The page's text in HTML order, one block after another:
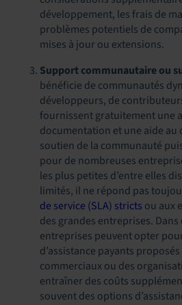
développement, les frais de
problèmes potentiels de
mises à jour ou extensions.
Support communautaire ou
bénéficie de communautés
développeurs, de
fournissent gratuitement une
documentation et une aide au
soutien de la communauté
pour de nombreuses
les plus petites d’entre elles
limités, il ne répond pas
de service (SLA) stricts ou aux
des grandes entreprises. Dans
entreprises peuvent opter
d’assistance payants
commerciaux ou des
entraîner des coûts
souvent des options